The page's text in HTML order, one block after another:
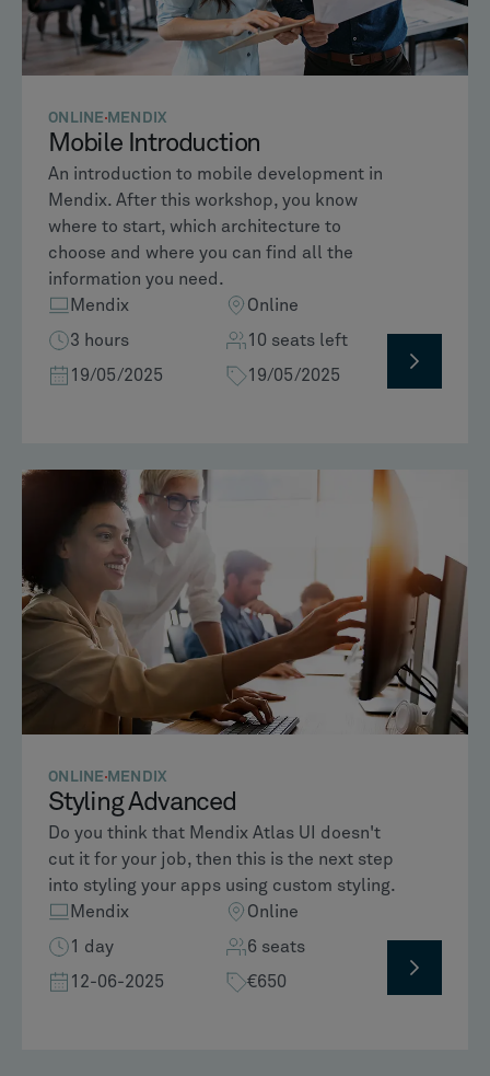
ONLINE MENDIX
Mobile Introduction
An introduction to mobile development in
Mendix. After this workshop, you know
where to start, which architecture to
choose and where you can find all the
information you need.
Mendix
Online
3 hours
10 seats left
19/05/2025
19/05/2025
ONLINE MENDIX
Styling Advanced
Do you think that Mendix Atlas UI doesn't
cut it for your job, then this is the next step
into styling your apps using custom styling.
Mendix
Online
1 day
6 seats
12-06-2025
€650